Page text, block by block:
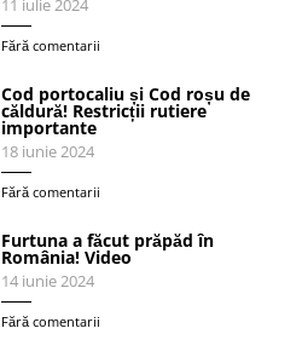
11 iulie 2024
Fără comentarii
Cod portocaliu și Cod roșu de
căldură! Restricții rutiere
importante
18 iunie 2024
Fără comentarii
Furtuna a făcut prăpăd în
România! Video
14 iunie 2024
Fără comentarii